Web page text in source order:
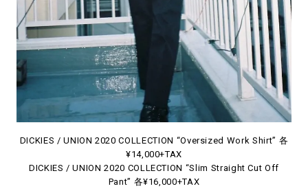
DICKIES / UNION 2020 COLLECTION “Oversized Work Shirt” 各
¥14,000+TAX
DICKIES / UNION 2020 COLLECTION “Slim Straight Cut Off
Pant” 各¥16,000+TAX